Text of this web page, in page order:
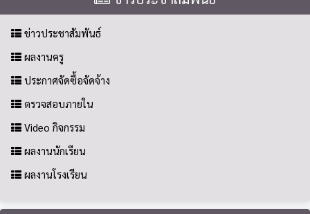
ข่าวประชาสัมพันธ์
ผลงานครู
ประกาศจัดซื้อจัดจ้าง
ตรวจสอบภายใน
Video กิจกรรม
ผลงานนักเรียน
ผลงานโรงเรียน